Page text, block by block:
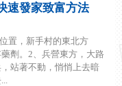
速發家致富方法
置，新手村的東北方
劑。2、兵營東方，大路
站著不動，悄悄上去暗